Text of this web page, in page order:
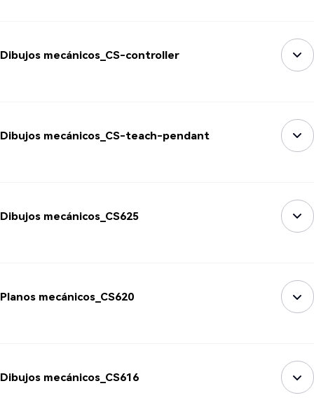
Dibujos mecánicos_CS-controller
Dibujos mecánicos_CS-teach-pendant
Dibujos mecánicos_CS625
Planos mecánicos_CS620
Dibujos mecánicos_CS616